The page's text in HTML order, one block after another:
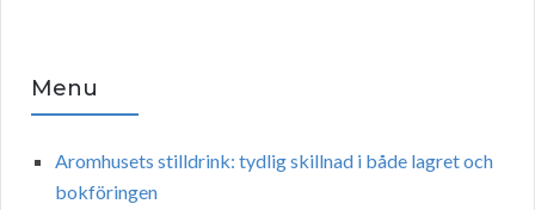
Menu
Aromhusets stilldrink: tydlig skillnad i både lagret och
bokföringen